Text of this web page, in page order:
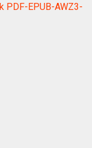
PDF-EPUB-AWZ3-